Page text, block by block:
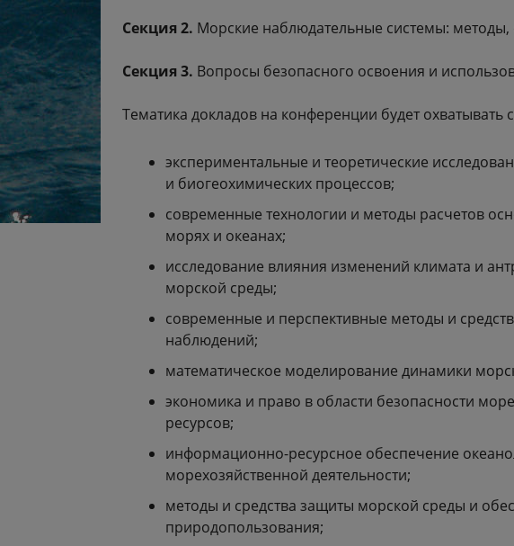
Секция 2. Морские наблюдательные системы: методы,
Секция 3. Вопросы безопасного освоения и
Тематика докладов на конференции будет
экспериментальные и теоретические
и биогеохимических процессов;
современные технологии и методы расчетов
морях и океанах;
исследование влияния изменений климата и
морской среды;
современные и перспективные методы и
наблюдений;
математическое моделирование динамики
экономика и право в области безопасности
ресурсов;
информационно-ресурсное обеспечение
морехозяйственной деятельности;
методы и средства защиты морской среды и
природопользования;